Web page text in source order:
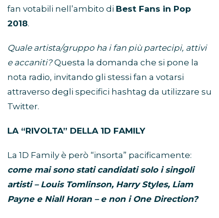
fan votabili nell’ambito di Best Fans in Pop
2018.
Quale artista/gruppo ha i fan più partecipi, attivi
e accaniti?Questa la domanda che si pone la
nota radio, invitando gli stessi fan a votarsi
attraverso degli specifici hashtag da utilizzare su
Twitter.
LA “RIVOLTA” DELLA 1D FAMILY
La 1D Family è però “insorta” pacificamente:
come mai sono stati candidati solo i singoli
artisti – Louis Tomlinson, Harry Styles, Liam
Payne e Niall Horan – e non i One Direction?